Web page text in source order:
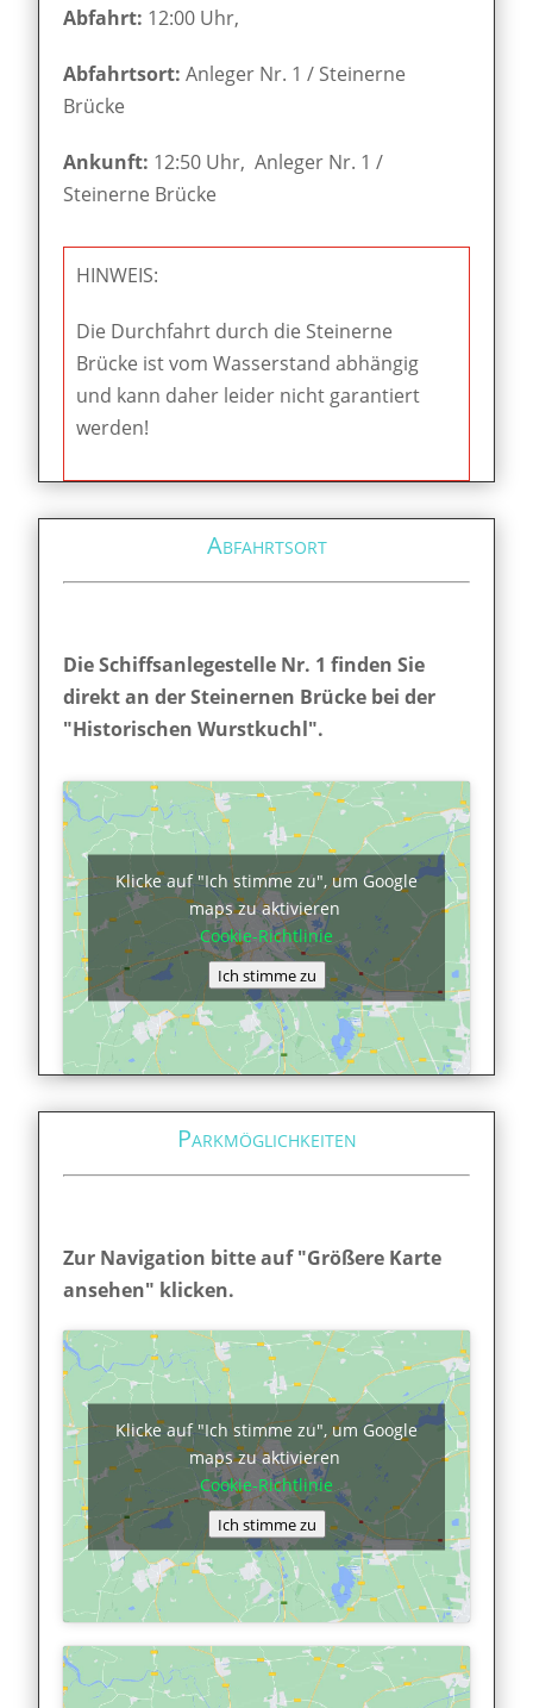
Abfahrt: 12:00 Uhr,
Abfahrtsort:Anleger Nr. 1 / Steinerne
Brücke
Ankunft: 12:50 Uhr, Anleger Nr. 1 /
Steinerne Brücke
HINWEIS:
Die Durchfahrt durch die Steinerne
Brücke ist vom Wasserstand abhängig
und kann daher leider nicht garantiert
werden!
Abfahrtsort
Die Schiffsanlegestelle Nr. 1 finden Sie
direkt an der Steinernen Brücke bei der
"Historischen Wurstkuchl".
Klicke auf "Ich stimme zu", um Google
maps zu aktivieren
Cookie-Richtlinie
Ich stimme zu
Parkmöglichkeiten
Zur Navigation bitte auf "Größere Karte
ansehen" klicken.
Klicke auf "Ich stimme zu", um Google
maps zu aktivieren
Cookie-Richtlinie
Ich stimme zu